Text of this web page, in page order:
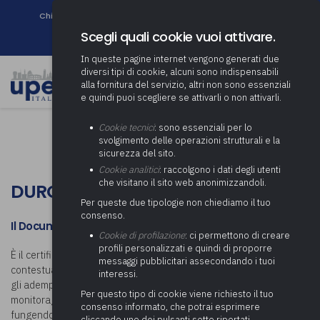
Chi siamo
Newsletter
DURC E TRACCIABILITÀ
Il Documento Unico di Regolarità Contributiva (DURC)
È il certificato che, sulla base di un’unica richiesta, attesta
contestualmente la regolarità di un’impresa per quanto concerne
gli adempimenti INPS, INAIL e Cassa Edile. Il DURC offre un
monitoraggio completo sul rapporto assicurativo e previdenziale
fungendo da “filtro” per l’accesso agli appalti, in quanto strumento
Scegli quali cookie vuoi attivare.
In queste pagine internet vengono generati due
diversi tipi di cookie, alcuni sono indispensabili
alla fornitura del servizio, altri non sono essenziali
e quindi puoi scegliere se attivarli o non attivarli.
Cookie tecnici: sono essenziali per lo
svolgimento delle operazioni strutturali e la
sicurezza del sito.
Cookie analitici: raccolgono i dati degli utenti
che visitano il sito web anonimizzandoli.
Per queste due tipologie non chiediamo il tuo
consenso.
Cookie di profilazione: ci permettono di creare
profili personalizzati e quindi di proporre
messaggi pubblicitari assecondando i tuoi
interessi.
Per questo tipo di cookie viene richiesto il tuo
consenso informato, che potrai esprimere